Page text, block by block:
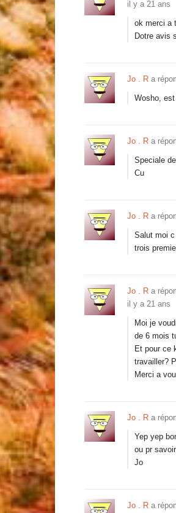
il y a 21 ans
ok merci a
Dotre avis
Jo . R a
Wosho,
Jo . R a
Speciale
Cu
Jo . R a
Salut moi
trois
Jo . R a
il y a 21 ans
Moi je
de 6 mois
Et pour ce
travailler?
Merci a
Jo . R a
Yep yep
ou pr
Jo
Jo . R a